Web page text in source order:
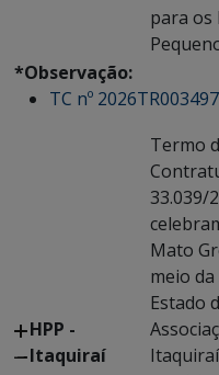
para os
*Observação:
TC nº
HPP -
Itaquiraí
Termo
33.039/
Mato
meio
Estado